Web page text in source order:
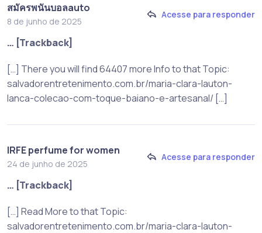
สมัครพนันบอลauto
8 de junho de 2025
Acesse para responder
… [Trackback]
[…] There you will find 64407 more Info to that Topic:
salvadorentretenimento.com.br/maria-clara-lauton-
lanca-colecao-com-toque-baiano-e-artesanal/ […]
IRFE perfume for women
24 de junho de 2025
Acesse para responder
… [Trackback]
[…] Read More to that Topic:
salvadorentretenimento.com.br/maria-clara-lauton-